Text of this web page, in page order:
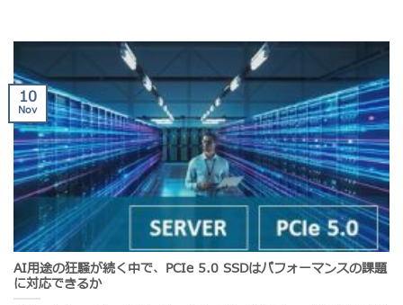
AI用途の狂騒が続く中で、PCIe 5.0 SSDはパフォーマンスの課題
に対応できるか
10
Nov